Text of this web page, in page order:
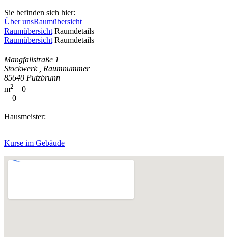
Sie befinden sich hier:
Über unsRaumübersicht
Raumübersicht Raumdetails
Raumübersicht Raumdetails
Mangfallstraße 1
Stockwerk , Raumnummer
85640 Putzbrunn
m2
0
0
Hausmeister:
Kurse im Gebäude